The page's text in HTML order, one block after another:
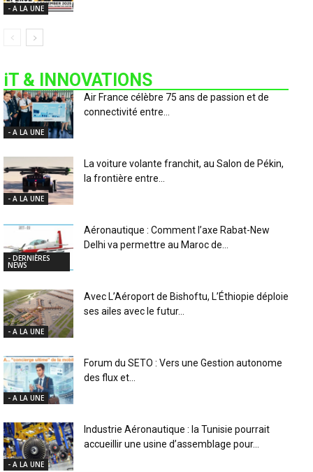
- A LA UNE
iT & INNOVATIONS
- A LA UNE
Air France célèbre 75 ans de passion et de
connectivité entre...
- A LA UNE
La voiture volante franchit, au Salon de Pékin,
la frontière entre...
- DERNIÈRES
NEWS
Aéronautique : Comment l’axe Rabat-New
Delhi va permettre au Maroc de...
- A LA UNE
Avec L’Aéroport de Bishoftu, L’Éthiopie déploie
ses ailes avec le futur...
- A LA UNE
Forum du SETO : Vers une Gestion autonome
des flux et...
- A LA UNE
Industrie Aéronautique : la Tunisie pourrait
accueillir une usine d’assemblage pour...